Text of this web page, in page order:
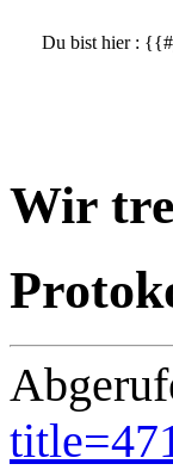
Du bist hier :
Wir